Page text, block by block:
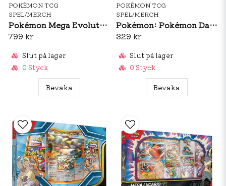
POKÉMON TCG
SPEL/MERCH
Pokémon Mega Evolution: Ascended Heroes Elite Trainer Box
799 kr
Slut på lager
0 Styck
Bevaka
POKÉMON TCG
SPEL/MERCH
Pokémon: Pokémon Day 2026 Collection Box
329 kr
Slut på lager
0 Styck
Bevaka